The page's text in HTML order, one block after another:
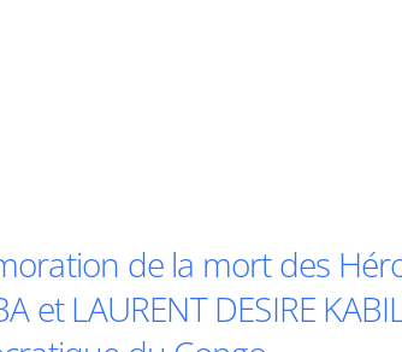
de la mort des
et LAURENT DESIRE